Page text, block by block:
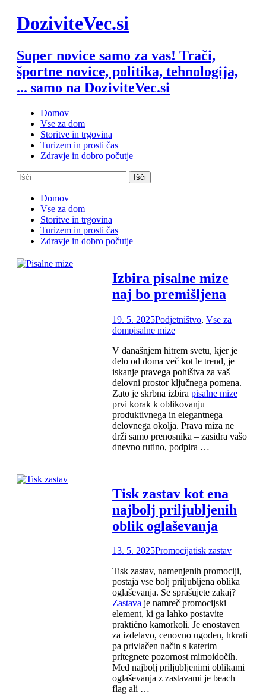
Skip
to
DoziviteVec.si
Super novice samo za vas! Trači,
športne novice, politika, tehnologija,
... samo na DoziviteVec.si
Domov
Vse za dom
Storitve in trgovina
Turizem in prosti čas
Zdravje in dobro počutje
Domov
Vse za dom
Storitve in trgovina
Turizem in prosti čas
Zdravje in dobro počutje
Izbira pisalne mize
naj bo premišljena
19. 5. 2025Podjetništvo, Vse za
dompisalne mize
V današnjem hitrem svetu, kjer je
delo od doma več kot le trend, je
iskanje pravega pohištva za vaš
delovni prostor ključnega pomena.
Zato je skrbna izbira pisalne mize
prvi korak k oblikovanju
produktivnega in elegantnega
delovnega okolja. Prava miza ne
drži samo prenosnika – zasidra vašo
dnevno rutino, podpira …
Tisk zastav kot ena
najbolj priljubljenih
oblik oglaševanja
13. 5. 2025Promocijatisk zastav
Tisk zastav, namenjenih promociji,
postaja vse bolj priljubljena oblika
oglaševanja. Se sprašujete zakaj?
Zastavaje namreč promocijski
element, ki ga lahko postavite
praktično kamorkoli. Je enostaven
za izdelavo, cenovno ugoden, hkrati
pa privlačen način s katerim
pritegnete pozornost mimoidočih.
Med najbolj priljubljenimi oblikami
oglaševanja z zastavami je beach
flag ali …
Številčenje